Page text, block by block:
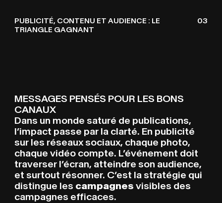
PUBLICITÉ, CONTENU ET AUDIENCE : LE
TRIANGLE GAGNANT
03
MESSAGES PENSÉS POUR LES BONS
CANAUX
Dans un monde saturé de publications,
l’impact passe par la clarté. En publicité
sur les réseaux sociaux, chaque photo,
chaque vidéo compte. L’événement doit
traverser l’écran, atteindre son audience,
et surtout résonner. C’est la stratégie qui
distingue les campagnes visibles des
campagnes efficaces.